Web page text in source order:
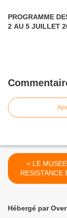
PROGRAMME
2 AU 5 JUILLET
< LE MUSEE DE LA
RESISTANCE
DEPORTATION
Hébergé par